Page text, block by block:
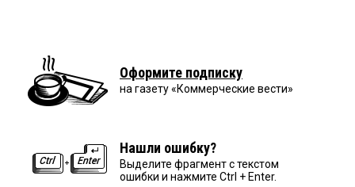
Оформите подписку
на газету «Коммерческие вести»
Нашли ошибку?
Выделите фрагмент с текстом
ошибки и нажмите Ctrl + Enter.